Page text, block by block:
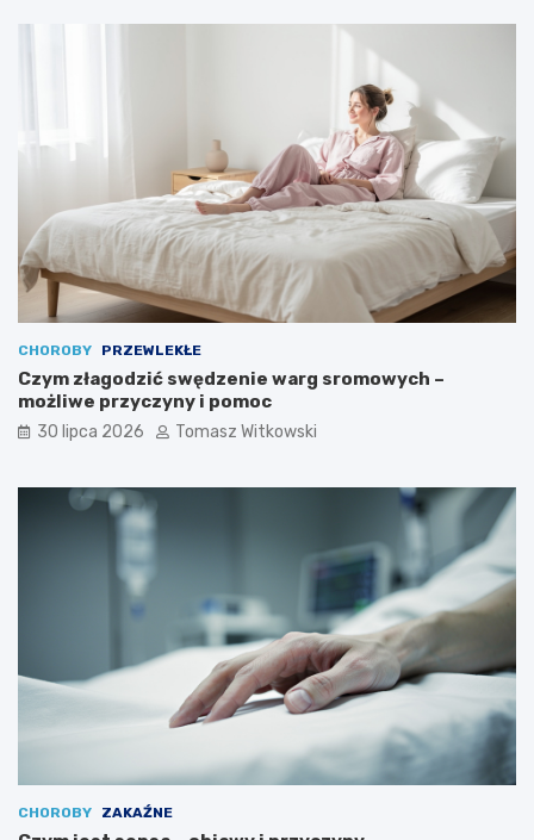
CHOROBY PRZEWLEKŁE
Czym złagodzić swędzenie warg sromowych –
możliwe przyczyny i pomoc
30 lipca 2026 Tomasz Witkowski
CHOROBY ZAKAŹNE